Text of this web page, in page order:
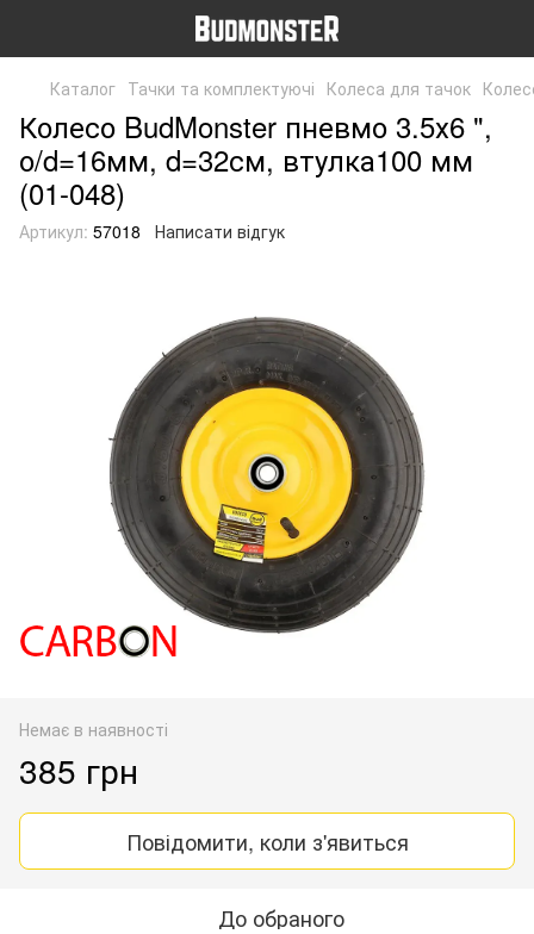
Каталог Тачки та комплектуючі Колеса для тачок
Колесо BudMonster пневмо 3.5х6 ",
о/d=16мм, d=32см, втулка100 мм
(01-048)
Артикул: 57018 Написати відгук
Немає в наявності
385 грн
Повідомити, коли з'явиться
До обраного